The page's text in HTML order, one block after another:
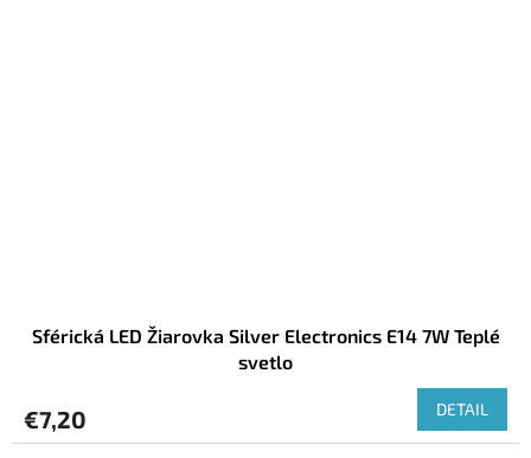
Sférická LED Žiarovka Silver Electronics E14 7W Teplé
svetlo
€7,20 DETAIL